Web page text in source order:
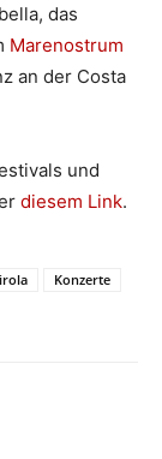
das
Marenostrum
an der Costa
und
diesem Link.
Konzerte